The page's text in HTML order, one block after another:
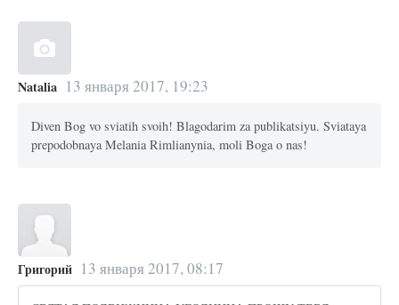
Natalia 13 января 2017, 19:23
Diven Bog vo sviatih svoih! Blagodarim za publikatsiyu. Sviataya
prepodobnaya Melania Rimlianynia, moli Boga o nas!
Григорий 13 января 2017, 08:17